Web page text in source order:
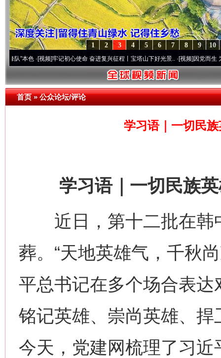
10
9
8
7
6
5
4
3
2
1
·[视频]牢记初心使命 奋进复兴征程丨宝塔山下好光景..·[视频]因党而生 为党而战
首页»公众论坛/评论
学习语｜一切民
学习语｜一切民族英
近日，第十二批在韩
葬。“天地英雄气，千秋
平总书记在多个场合表
铭记英雄、崇尚英雄、
今天，党建网梳理了习